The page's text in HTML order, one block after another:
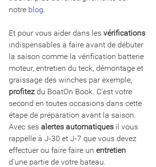
notre blog.
Et pour vous aider dans les vérifications
indispensables à faire avant de débuter
la saison comme la vérification batterie
moteur, entretien du teck, démontage et
graissage des winches par exemple,
profitez du BoatOn Book. C'est votre
second en toutes occasions dans cette
étape de préparation avant la saison.
Avec ses alertes automatiques il vous
rappelle à J-30 et J-7 que vous devez
effectuer ou faire faire un entretien
d'une partie de votre bateau.